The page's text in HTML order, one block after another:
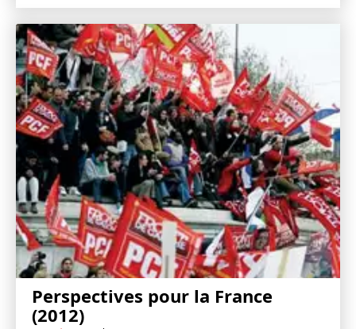
Perspectives pour la France
(2012)